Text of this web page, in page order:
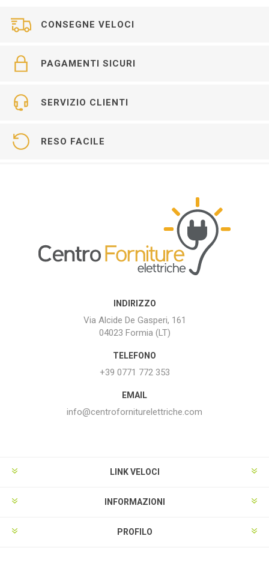
CONSEGNE VELOCI
PAGAMENTI SICURI
SERVIZIO CLIENTI
RESO FACILE
INDIRIZZO
Via Alcide De Gasperi, 161
04023 Formia (LT)
TELEFONO
+39 0771 772 353
EMAIL
info@centroforniturelettriche.com
LINK VELOCI
INFORMAZIONI
PROFILO